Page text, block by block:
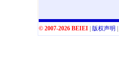
© 2007-2026 BEIEI| 版权声明